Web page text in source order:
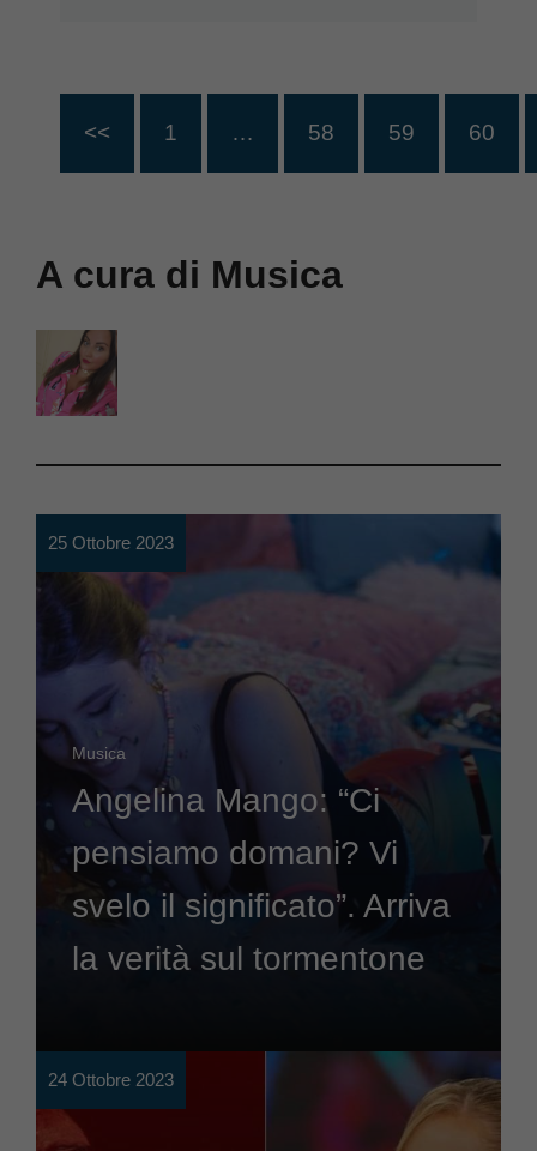
<< 1 … 58 59 60
A cura di Musica
25 Ottobre 2023
Musica
Angelina Mango: “Ci
pensiamo domani? Vi
svelo il significato”. Arriva
la verità sul tormentone
24 Ottobre 2023